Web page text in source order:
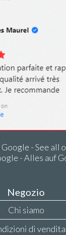
- See all
- Alles auf
Negozio
Chi siamo
di vendita